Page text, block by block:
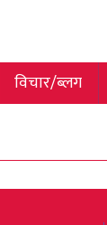
विचार/ब्लग